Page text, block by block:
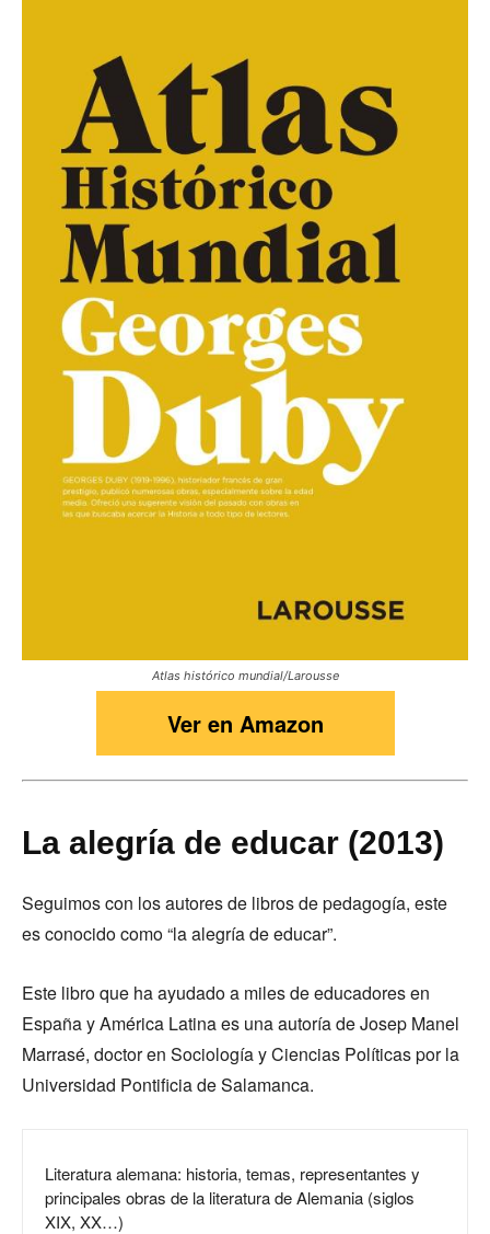
Atlas histórico mundial/Larousse
Ver en Amazon
La alegría de educar (2013)
Seguimos con los autores de libros de pedagogía, este
es conocido como “la alegría de educar”.
Este libro que ha ayudado a miles de educadores en
España y América Latina es una autoría de Josep Manel
Marrasé, doctor en Sociología y Ciencias Políticas por la
Universidad Pontificia de Salamanca.
Literatura alemana: historia, temas, representantes y
principales obras de la literatura de Alemania (siglos
XIX, XX…)